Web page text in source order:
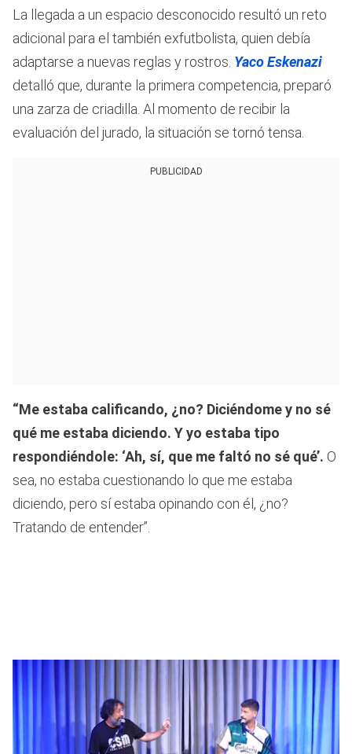
La llegada a un espacio desconocido resultó un reto
adicional para el también exfutbolista, quien debía
adaptarse a nuevas reglas y rostros. Yaco Eskenazi
detalló que, durante la primera competencia, preparó
una zarza de criadilla. Al momento de recibir la
evaluación del jurado, la situación se tornó tensa.
PUBLICIDAD
“Me estaba calificando, ¿no? Diciéndome y no sé
qué me estaba diciendo. Y yo estaba tipo
respondiéndole: ‘Ah, sí, que me faltó no sé qué’. O
sea, no estaba cuestionando lo que me estaba
diciendo, pero sí estaba opinando con él, ¿no?
Tratando de entender”.